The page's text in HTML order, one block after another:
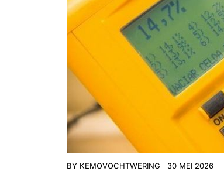
BY KEMOVOCHTWERING 30 MEI 2026